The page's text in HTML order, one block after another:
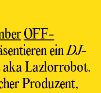
OFF-
einDJ-
aka Lazlorrobot.
Produzent,